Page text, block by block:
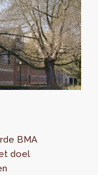
BMA
doel